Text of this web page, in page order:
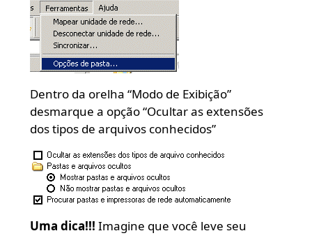
Dentro da orelha “Modo de Exibição”
desmarque a opção “Ocultar as extensões
dos tipos de arquivos conhecidos”
Uma dica!!! Imagine que você leve seu